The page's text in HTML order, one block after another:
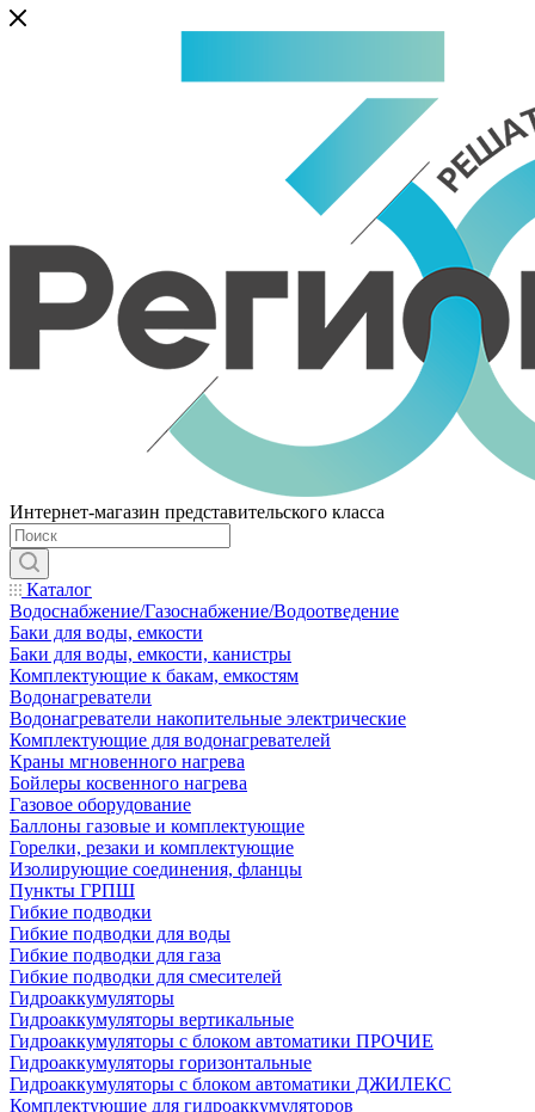
Интернет-магазин представительского класса
Каталог
Водоснабжение/Газоснабжение/Водоотведение
Баки для воды, емкости
Баки для воды, емкости, канистры
Комплектующие к бакам, емкостям
Водонагреватели
Водонагреватели накопительные электрические
Комплектующие для водонагревателей
Краны мгновенного нагрева
Бойлеры косвенного нагрева
Газовое оборудование
Баллоны газовые и комплектующие
Горелки, резаки и комплектующие
Изолирующие соединения, фланцы
Пункты ГРПШ
Гибкие подводки
Гибкие подводки для воды
Гибкие подводки для газа
Гибкие подводки для смесителей
Гидроаккумуляторы
Гидроаккумуляторы вертикальные
Гидроаккумуляторы с блоком автоматики ПРОЧИЕ
Гидроаккумуляторы горизонтальные
Гидроаккумуляторы с блоком автоматики ДЖИЛЕКС
Комплектующие для гидроаккумуляторов